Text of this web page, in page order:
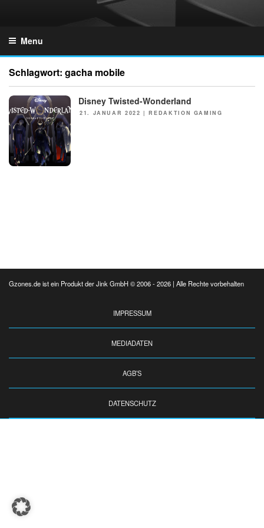
Menu
Schlagwort: gacha mobile
NEWS Disney Twisted-Wonderland
POSTED
21. JANUAR 2022 |REDAKTION GAMING
Gzones.de ist ein Produkt der Jink GmbH © 2006 - 2026 | Alle Rechte vorbehalten
IMPRESSUM
MEDIADATEN
AGB’S
DATENSCHUTZ